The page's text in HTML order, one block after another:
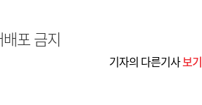
포 금지
기자의 다른기사보기